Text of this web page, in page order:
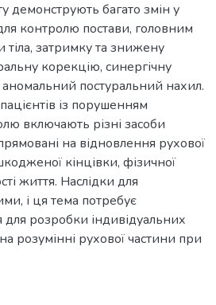
демонструють багато змін у
контролю постави, головним
затримку та знижену
корекцію, синергічну
аномальний постуральний нахил.
із порушенням
включають різні засоби
на відновлення рухової
кінцівки, фізичної
життя. Наслідки для
і ця тема потребує
розробки індивідуальних
розумінні рухової частини при